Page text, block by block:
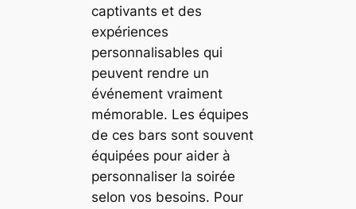
captivants et des
expériences
personnalisables qui
peuvent rendre un
événement vraiment
mémorable. Les équipes
de ces bars sont souvent
équipées pour aider à
personnaliser la soirée
selon vos besoins. Pour